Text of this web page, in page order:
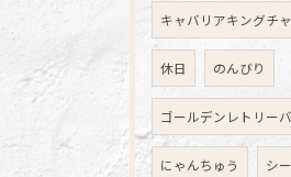
キャバリアキングチ
休日 のんびり
ゴールデンレトリー
にゃんちゅう シ